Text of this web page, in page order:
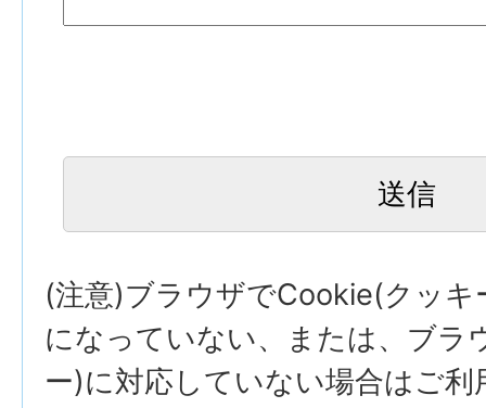
(注意)ブラウザでCookie(クッキ
になっていない、または、ブラ
ー)に対応していない場合はご利